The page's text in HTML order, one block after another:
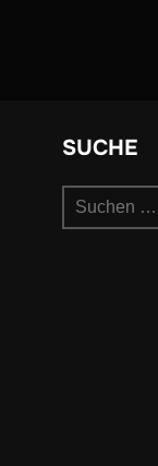
SUCHE
Suchen
nach: